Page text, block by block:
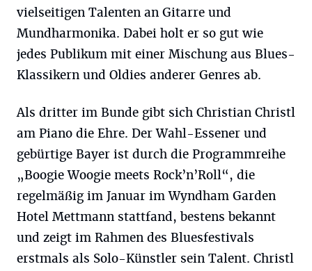
vielseitigen Talenten an Gitarre und
Mundharmonika. Dabei holt er so gut wie
jedes Publikum mit einer Mischung aus Blues-
Klassikern und Oldies anderer Genres ab.
Als dritter im Bunde gibt sich Christian Christl
am Piano die Ehre. Der Wahl-Essener und
gebürtige Bayer ist durch die Programmreihe
„Boogie Woogie meets Rock’n’Roll“, die
regelmäßig im Januar im Wyndham Garden
Hotel Mettmann stattfand, bestens bekannt
und zeigt im Rahmen des Bluesfestivals
erstmals als Solo-Künstler sein Talent. Christl